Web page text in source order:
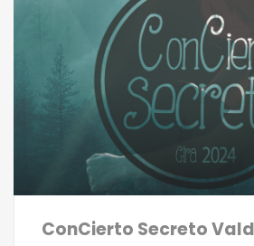
ConCierto Secreto